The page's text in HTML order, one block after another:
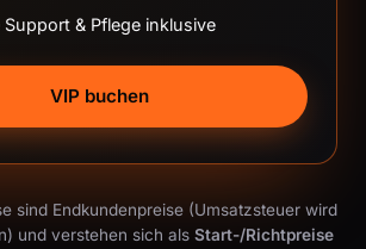
& Pflege inklusive
VIP buchen
sind Endkundenpreise (Umsatzsteuer wird
und verstehen sich als Start-/Richtpreise